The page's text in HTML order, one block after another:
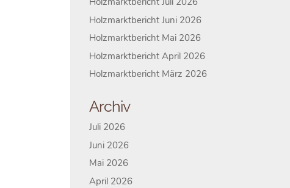
Holzmarktbericht Juni 2026
Holzmarktbericht Mai 2026
Holzmarktbericht April 2026
Holzmarktbericht März 2026
Archiv
Juli 2026
Juni 2026
Mai 2026
April 2026